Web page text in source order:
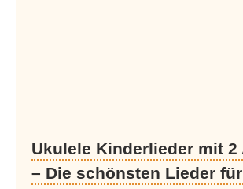
Ukulele Kinderlieder mit 2
– Die schönsten Lieder